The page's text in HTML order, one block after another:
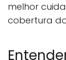
melhor
cobertura